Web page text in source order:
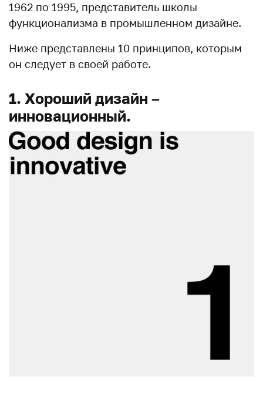
1962 по 1995, представитель школы
функционализма в промышленном дизайне.
Ниже представлены 10 принципов, которым
он следует в своей работе.
1. Хороший дизайн –
инновационный.